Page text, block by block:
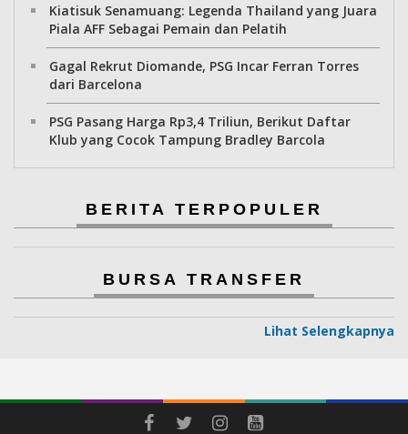
Kiatisuk Senamuang: Legenda Thailand yang Juara
Piala AFF Sebagai Pemain dan Pelatih
Gagal Rekrut Diomande, PSG Incar Ferran Torres
dari Barcelona
PSG Pasang Harga Rp3,4 Triliun, Berikut Daftar
Klub yang Cocok Tampung Bradley Barcola
BERITA TERPOPULER
BURSA TRANSFER
Lihat Selengkapnya